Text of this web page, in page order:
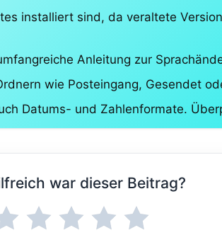
installiert sind, da veraltete
Anleitung zur
wie Posteingang, Gesendet
Datums- und Zahlenformate.
war dieser Beitrag?